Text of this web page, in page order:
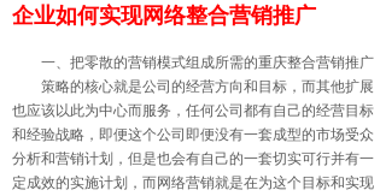
企业如何实现网络整合营销推广
一、把零散的营销模式组成所需的重庆整合营销推广
策略的核心就是公司的经营方向和目标，而其他扩展
也应该以此为中心而服务，任何公司都有自己的经营目标
和经验战略，即便这个公司即便没有一套成型的市场受众
分析和营销计划，但是也会有自己的一套切实可行并有一
定成效的实施计划，而网络营销就是在为这个目标和实现